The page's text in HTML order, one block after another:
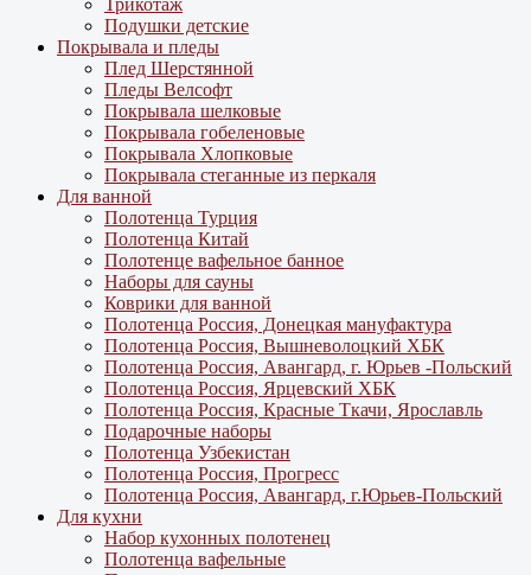
Трикотаж
Подушки детские
Покрывала и пледы
Плед Шерстянной
Пледы Велсофт
Покрывала шелковые
Покрывала гобеленовые
Покрывала Хлопковые
Покрывала стеганные из перкаля
Для ванной
Полотенца Турция
Полотенца Китай
Полотенце вафельное банное
Наборы для сауны
Коврики для ванной
Полотенца Россия, Донецкая мануфактура
Полотенца Россия, Вышневолоцкий ХБК
Полотенца Россия, Авангард, г. Юрьев -Польский
Полотенца Россия, Ярцевский ХБК
Полотенца Россия, Красные Ткачи, Ярославль
Подарочные наборы
Полотенца Узбекистан
Полотенца Россия, Прогресс
Полотенца Россия, Авангард, г.Юрьев-Польский
Для кухни
Набор кухонных полотенец
Полотенца вафельные